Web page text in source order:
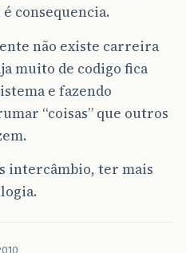
consequencia.
não existe carreira
muito de codigo fica
e fazendo
“coisas” que outros
intercâmbio, ter mais